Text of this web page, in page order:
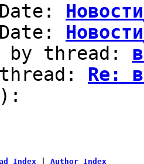
by thread:
Re:
Index Author Index